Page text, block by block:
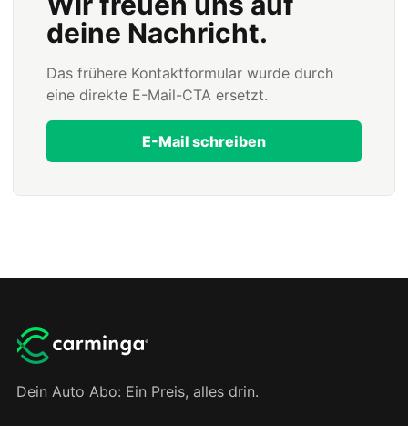
deine Nachricht.
Das frühere Kontaktformular wurde durch
eine direkte E-Mail-CTA ersetzt.
E-Mail schreiben
Dein Auto Abo: Ein Preis, alles drin.